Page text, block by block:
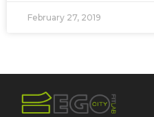
February 27, 2019